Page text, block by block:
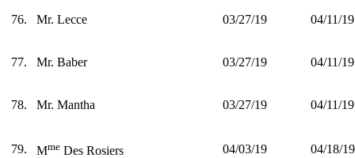
76. Mr. Lecce 03/27/19 04/11/19
77. Mr. Baber 03/27/19 04/11/19
78. Mr. Mantha 03/27/19 04/11/19
79. Mme Des Rosiers 04/03/19 04/18/19